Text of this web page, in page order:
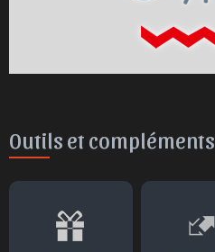
Outils et compléments